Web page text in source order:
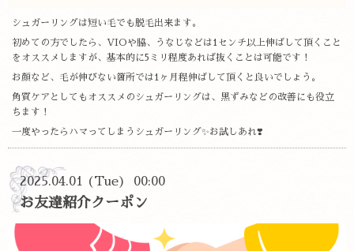
シュガーリングは短い毛でも脱毛出来ます。
初めての方でしたら、VIOや脇、うなじなどは1センチ以上伸ばして頂くこと
をオススメしますが、基本的に5ミリ程度あれば抜くことは可能です！
お顔など、毛が伸びない箇所では1ヶ月程伸ばして頂くと良いでしょう。
角質ケアとしてもオススメのシュガーリングは、黒ずみなどの改善にも役立
ちます！
一度やったらハマってしまうシュガーリング✨お試しあれ❣️
2025.04.01 (Tue) 00:00
お友達紹介クーポン